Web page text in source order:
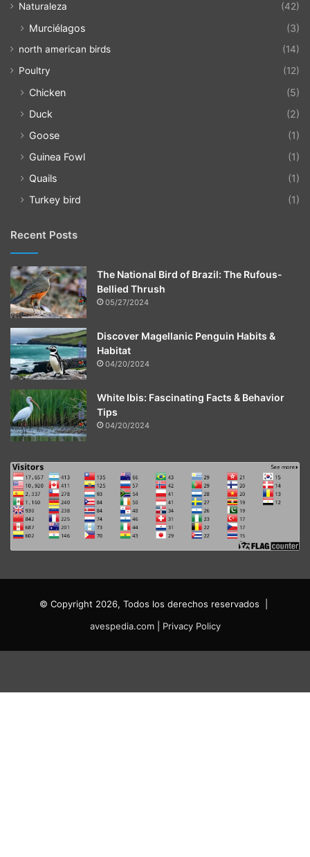
Naturaleza
(42)
Murciélagos (3)
north american birds
(14)
Poultry
(12)
Chicken
(5)
Duck
(2)
Goose
(1)
Guinea Fowl
(1)
Quails
(1)
Turkey bird
(1)
Recent Posts
The National Bird of Brazil: The Rufous-
Bellied Thrush
05/27/2024
Discover Magellanic Penguin Habits &
Habitat
04/20/2024
White Ibis: Fascinating Facts & Behavior
Tips
04/20/2024
© Copyright 2026, Todos los derechos reservados |
avespedia.com| Privacy Policy